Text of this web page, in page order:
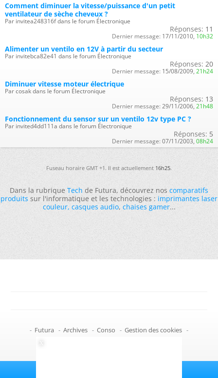
Comment diminuer la vitesse/puissance d'un petit
ventilateur de sèche cheveux ?
Par invitea248316f dans le forum Électronique
Réponses: 11
Dernier message: 17/11/2010, 10h32
Alimenter un ventilo en 12V à partir du secteur
Par invitebca82e41 dans le forum Électronique
Réponses: 20
Dernier message: 15/08/2009, 21h24
Diminuer vitesse moteur électrique
Par cosak dans le forum Électronique
Réponses: 13
Dernier message: 29/11/2006, 21h48
Fonctionnement du sensor sur un ventilo 12v type PC ?
Par invited4dd111a dans le forum Électronique
Réponses: 5
Dernier message: 07/11/2003, 08h24
Fuseau horaire GMT +1. Il est actuellement16h25.
Dans la rubriqueTechde Futura, découvrez noscomparatifs
produitssur l'informatique et les technologies :imprimantes laser
couleur,casques audio,chaises gamer...
- Futura - Archives - Conso - Gestion des cookies -